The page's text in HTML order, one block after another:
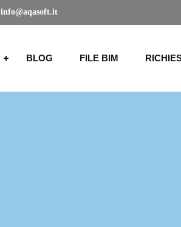
info@aqasoft.it
BLOG FILE BIM